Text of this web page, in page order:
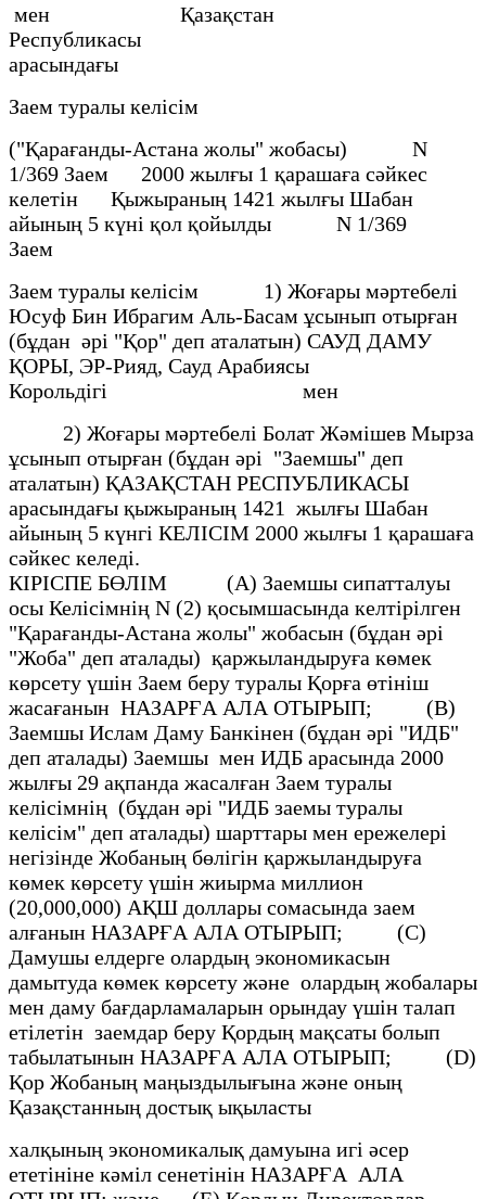
мен Қазақстан
Республикасы
арасындағы
Заем туралы келісім
("Қарағанды-Астана жолы" жобасы) N
1/369 Заем 2000 жылғы 1 қарашаға сәйкес
келетін Қыжыраның 1421 жылғы Шабан
айының 5 күні қол қойылды N 1/369
Заем
Заем туралы келісім 1) Жоғары мәртебелi
Юсуф Бин Ибрагим Аль-Басам ұсынып отырған
(бұдан әрi "Қор" деп аталатын) САУД ДАМУ
ҚОРЫ, ЭР-Рияд, Сауд Арабиясы
Корольдiгi мен
2) Жоғары мәртебелi Болат Жәмiшев Мырза
ұсынып отырған (бұдан әрi "Заемшы" деп
аталатын) ҚАЗАҚСТАН РЕСПУБЛИКАСЫ
арасындағы қыжыраның 1421 жылғы Шабан
айының 5 күнгi КЕЛIСIМ 2000 жылғы 1 қарашаға
сәйкес келедi.
КIРIСПЕ БӨЛIМ (А) Заемшы сипатталуы
осы Келiсiмнiң N (2) қосымшасында келтiрiлген
"Қарағанды-Астана жолы" жобасын (бұдан әрi
"Жоба" деп аталады) қаржыландыруға көмек
көрсету үшiн Заем беру туралы Қорға өтiнiш
жасағанын НАЗАРҒА АЛА ОТЫРЫП; (В)
Заемшы Ислам Даму Банкінен (бұдан әрi "ИДБ"
деп аталады) Заемшы мен ИДБ арасында 2000
жылғы 29 ақпанда жасалған Заем туралы
келiсiмнiң (бұдан әрi "ИДБ заемы туралы
келiсiм" деп аталады) шарттары мен ережелерi
негiзiнде Жобаның бөлiгiн қаржыландыруға
көмек көрсету үшiн жиырма миллион
(20,000,000) АҚШ доллары сомасында заем
алғанын НАЗАРҒА АЛА ОТЫРЫП; (С)
Дамушы елдерге олардың экономикасын
дамытуда көмек көрсету және олардың жобалары
мен даму бағдарламаларын орындау үшін талап
етiлетiн заемдар беру Қордың мақсаты болып
табылатынын НАЗАРҒА АЛА ОТЫРЫП; (D)
Қор Жобаның маңыздылығына және оның
Қазақстанның достық ықыласты
халқының экономикалық дамуына игi әсер
ететiніне кәмiл сенетiнін НАЗАРҒА АЛА